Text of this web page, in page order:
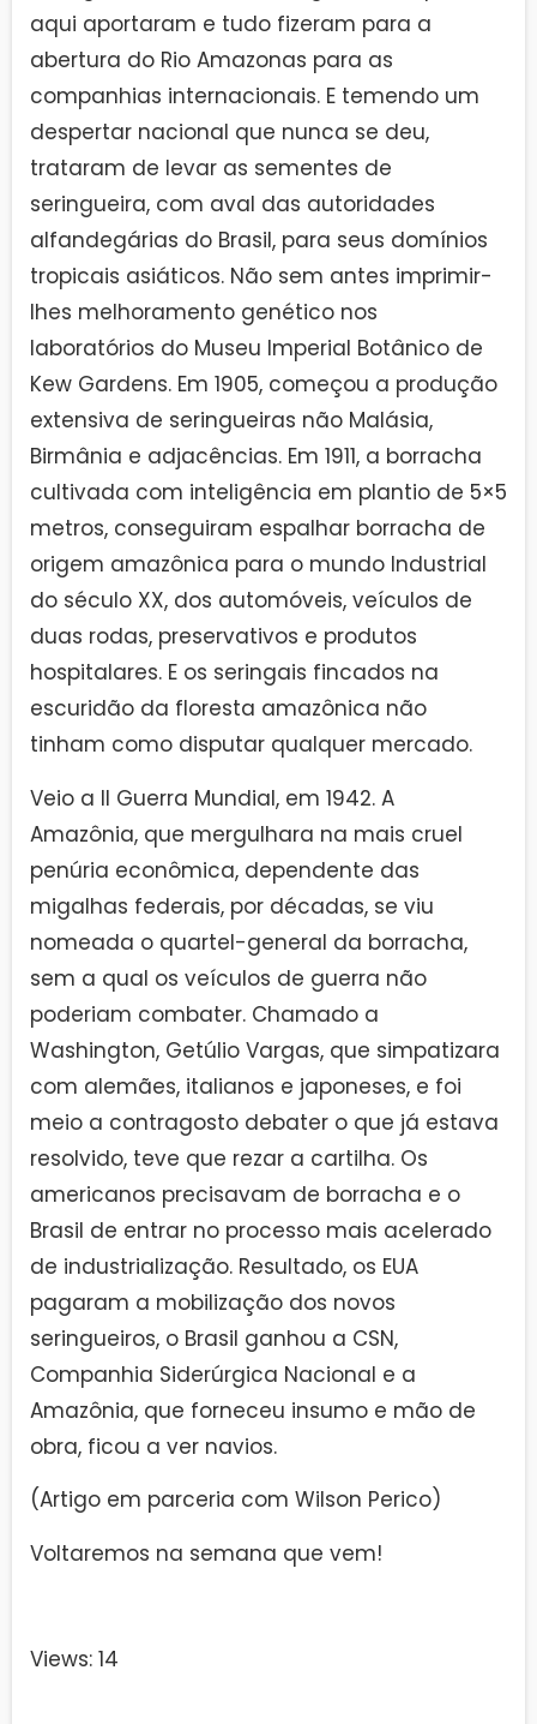
aqui aportaram e tudo fizeram para a
abertura do Rio Amazonas para as
companhias internacionais. E temendo um
despertar nacional que nunca se deu,
trataram de levar as sementes de
seringueira, com aval das autoridades
alfandegárias do Brasil, para seus domínios
tropicais asiáticos. Não sem antes imprimir-
lhes melhoramento genético nos
laboratórios do Museu Imperial Botânico de
Kew Gardens. Em 1905, começou a produção
extensiva de seringueiras não Malásia,
Birmânia e adjacências. Em 1911, a borracha
cultivada com inteligência em plantio de 5×5
metros, conseguiram espalhar borracha de
origem amazônica para o mundo Industrial
do século XX, dos automóveis, veículos de
duas rodas, preservativos e produtos
hospitalares. E os seringais fincados na
escuridão da floresta amazônica não
tinham como disputar qualquer mercado.
Veio a II Guerra Mundial, em 1942. A
Amazônia, que mergulhara na mais cruel
penúria econômica, dependente das
migalhas federais, por décadas, se viu
nomeada o quartel-general da borracha,
sem a qual os veículos de guerra não
poderiam combater. Chamado a
Washington, Getúlio Vargas, que simpatizara
com alemães, italianos e japoneses, e foi
meio a contragosto debater o que já estava
resolvido, teve que rezar a cartilha. Os
americanos precisavam de borracha e o
Brasil de entrar no processo mais acelerado
de industrialização. Resultado, os EUA
pagaram a mobilização dos novos
seringueiros, o Brasil ganhou a CSN,
Companhia Siderúrgica Nacional e a
Amazônia, que forneceu insumo e mão de
obra, ficou a ver navios.
(Artigo em parceria com Wilson Perico)
Voltaremos na semana que vem!
Views: 14